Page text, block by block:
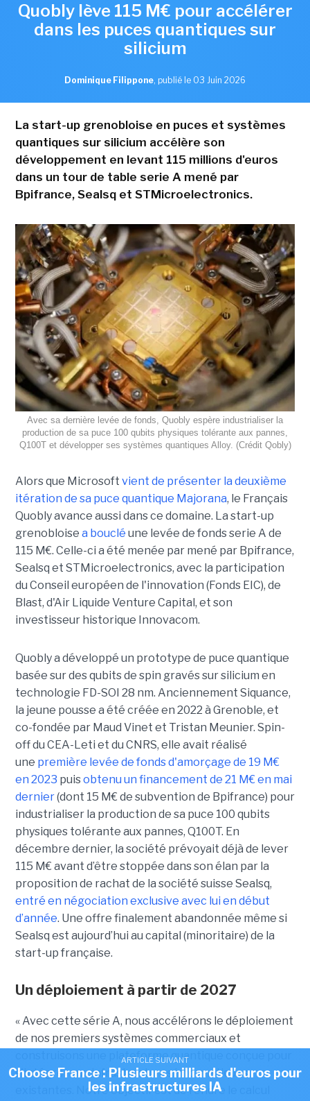
Quobly lève 115 M€ pour accélérer
dans les puces quantiques sur
silicium
Dominique Filippone, publié le 03 Juin 2026
La start-up grenobloise en puces et systèmes
quantiques sur silicium accélère son
développement en levant 115 millions d'euros
dans un tour de table serie A mené par
Bpifrance, Sealsq et STMicroelectronics.
Avec sa dernière levée de fonds, Quobly espère industrialiser la
production de sa puce 100 qubits physiques tolérante aux pannes,
Q100T et développer ses systèmes quantiques Alloy. (Crédit Qobly)
Alors que Microsoft vient de présenter la deuxième
itération de sa puce quantique Majorana, le Français
Quobly avance aussi dans ce domaine. La start-up
grenobloise a bouclé une levée de fonds serie A de
115 M€. Celle-ci a été menée par mené par Bpifrance,
Sealsq et STMicroelectronics, avec la participation
du Conseil européen de l'innovation (Fonds EIC), de
Blast, d'Air Liquide Venture Capital, et son
investisseur historique Innovacom.
Quobly a développé un prototype de puce quantique
basée sur des qubits de spin gravés sur silicium en
technologie FD-SOI 28 nm. Anciennement Siquance,
la jeune pousse a été créée en 2022 à Grenoble, et
co-fondée par Maud Vinet et Tristan Meunier. Spin-
off du CEA-Leti et du CNRS, elle avait réalisé
une première levée de fonds d'amorçage de 19 M€
en 2023 puisobtenu un financement de 21 M€ en mai
dernier(dont 15 M€ de subvention de Bpifrance) pour
industrialiser la production de sa puce 100 qubits
physiques tolérante aux pannes, Q100T. En
décembre dernier, la société prévoyait déjà de lever
115 M€ avant d’être stoppée dans son élan par la
proposition de rachat de la société suisse Sealsq,
entré en négociation exclusive avec lui en début
d’année. Une offre finalement abandonnée même si
Sealsq est aujourd’hui au capital (minoritaire) de la
start-up française.
Un déploiement à partir de 2027
« Avec cette série A, nous accélérons le déploiement
de nos premiers systèmes commerciaux et
construisons une plateforme quantique conçue pour
s'intégrer aux infrastructures informatiques
existantes. Notre objectif est de rendre le calcul
ARTICLE SUIVANT
Choose France : Plusieurs milliards d'euros pour
les infrastructures IA